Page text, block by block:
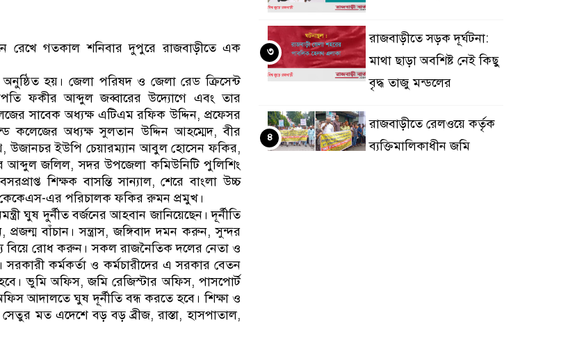
রেখে গতকাল শনিবার দুপুরে রাজবাড়ীতে এক
হয়। জেলা পরিষদ ও জেলা রেড ক্রিসেন্ট
ফকীর আব্দুল জব্বারের উদ্যোগে এবং তার
সাবেক অধ্যক্ষ এটিএম রফিক উদ্দিন, প্রফেসর
কলেজের অধ্যক্ষ সুলতান উদ্দিন আহম্মেদ, বীর
উজানচর ইউপি চেয়ারম্যান আবুল হোসেন ফকির,
আব্দুল জলিল, সদর উপজেলা কমিউনিটি পুলিশিং
শিক্ষক বাসন্তি সান্যাল, শেরে বাংলা উচ্চ
কেকেএস-এর পরিচালক ফকির রুমন প্রমুখ।
ঘুষ দুর্নীত বর্জনের আহবান জানিয়েছেন। দূর্নীতি
বাঁচান। সন্ত্রাস, জঙ্গিবাদ দমন করুন, সুন্দর
বিয়ে রোধ করুন। সকল রাজনৈতিক দলের নেতা ও
কর্মকর্তা ও কর্মচারীদের এ সরকার বেতন
হবে। ভুমি অফিস, জমি রেজিস্টার অফিস, পাসপোর্ট
আদালতে ঘুষ দূর্নীতি বন্ধ করতে হবে। শিক্ষা ও
সেতুর মত এদেশে বড় বড় ব্রীজ, রাস্তা, হাসপাতাল,
রাজবাড়ীতে সড়ক দূর্ঘটনা:
মাথা ছাড়া অবশিষ্ট নেই কিছু
বৃদ্ধ তাজু মন্ডলের
৩
রাজবাড়ীতে রেলওয়ে কর্তৃক
ব্যক্তিমালিকাধীন জমি
৪